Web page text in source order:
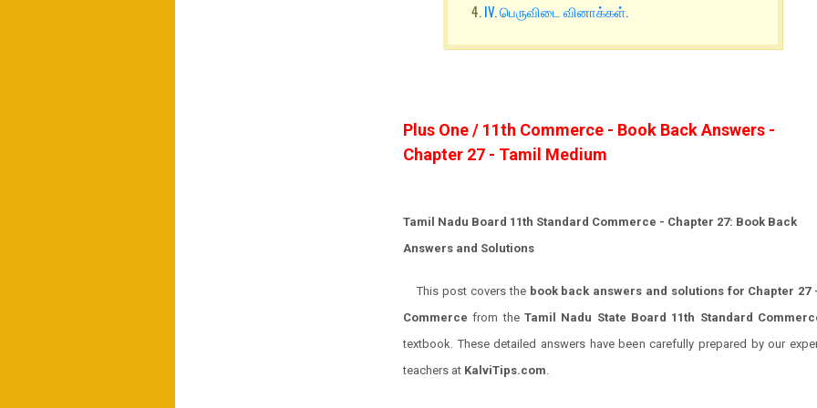
IV. பெருவிடை வினாக்கள்.
Plus One / 11th Commerce - Book Back Answers -
Chapter 27 - Tamil Medium
Tamil Nadu Board 11th Standard Commerce - Chapter 27: Book Back
Answers and Solutions
This post covers the book back answers and solutions for Chapter 27
Commercefrom theTamil Nadu State Board 11th Standard
textbook. These detailed answers have been carefully prepared by our
teachers at KalviTips.com.